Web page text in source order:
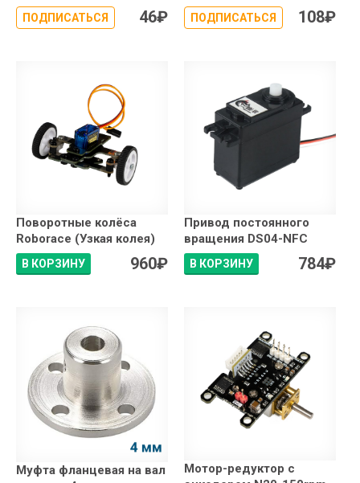
ПОДПИСАТЬСЯ 46₽ ПОДПИСАТЬСЯ 108₽
Поворотные колёса
Roborace (Узкая колея)
В КОРЗИНУ 960₽
Привод постоянного
вращения DS04-NFC
В КОРЗИНУ 784₽
Муфта фланцевая на вал
Мотор-редуктор с